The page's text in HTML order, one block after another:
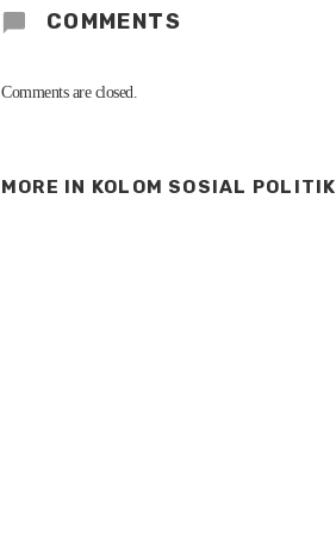
COMMENTS
Comments are closed.
MORE IN KOLOM SOSIAL POLITIK